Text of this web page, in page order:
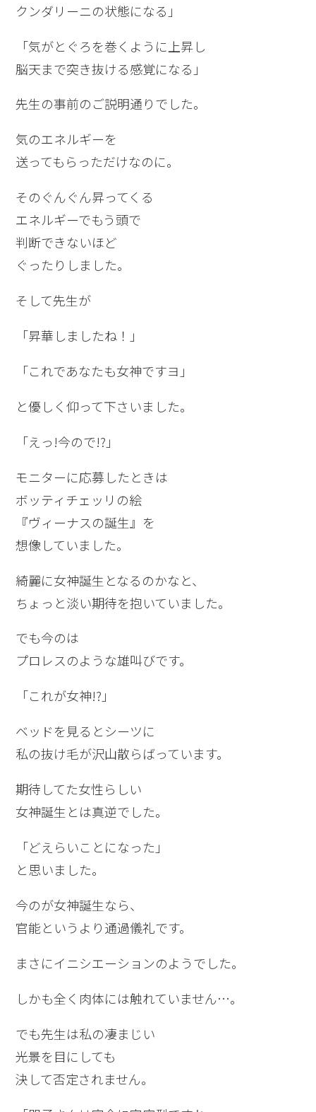
クンダリーニの状態になる」
「気がとぐろを巻くように上昇し
脳天まで突き抜ける感覚になる」
先生の事前のご説明通りでした。
気のエネルギーを
送ってもらっただけなのに。
そのぐんぐん昇ってくる
エネルギーでもう頭で
判断できないほど
ぐったりしました。
そして先生が
「昇華しましたね！」
「これであなたも女神ですヨ」
と優しく仰って下さいました。
「えっ!今ので!?」
モニターに応募したときは
ボッティチェッリの絵
『ヴィーナスの誕生』を
想像していました。
綺麗に女神誕生となるのかなと、
ちょっと淡い期待を抱いていました。
でも今のは
プロレスのような雄叫びです。
「これが女神!?」
ベッドを見るとシーツに
私の抜け毛が沢山散らばっています。
期待してた女性らしい
女神誕生とは真逆でした。
「どえらいことになった」
と思いました。
今のが女神誕生なら、
官能というより通過儀礼です。
まさにイニシエーションのようでした。
しかも全く肉体には触れていません…。
でも先生は私の凄まじい
光景を目にしても
決して否定されません。